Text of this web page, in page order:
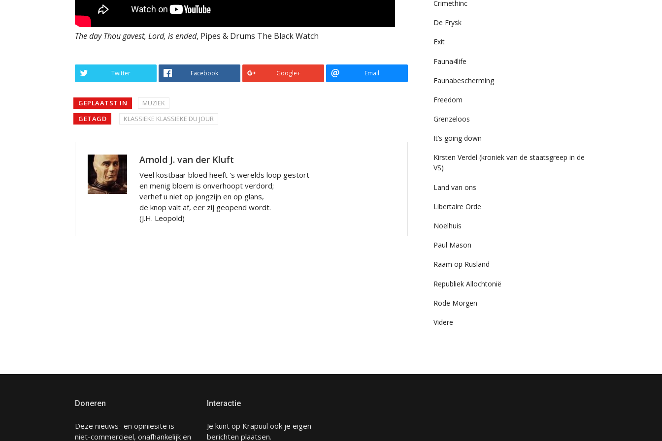
The day Thou gavest, Lord, is ended, Pipes & Drums The Black Watch
Twitter Facebook Google+ Email
GEPLAATST IN
MUZIEK
GETAGD
KLASSIEKE KLASSIEKE DU JOUR
Arnold J. van der Kluft
Veel kostbaar bloed heeft 's werelds loop gestort
en menig bloem is onverhoopt verdord;
verhef u niet op jongzijn en op glans,
de knop valt af, eer zij geopend wordt.
(J.H. Leopold)
Crimethinc
De Frysk
Exit
Fauna4life
Faunabescherming
Freedom
Grenzeloos
It’s going down
Kirsten Verdel (kroniek van de staatsgreep in de
VS)
Land van ons
Libertaire Orde
Noelhuis
Paul Mason
Raam op Rusland
Republiek Allochtonië
Rode Morgen
Videre
Doneren
Deze nieuws- en opiniesite is
niet-commercieel, onafhankelijk en
Interactie
Je kunt op Krapuul ook je eigen
berichten plaatsen.